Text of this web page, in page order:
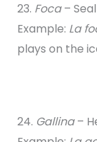
23. Foca– Seal
Example: La
plays on the
24. Gallina–